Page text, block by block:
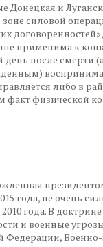
Донецкая и
силовой
применима к
день после смерти
либо в
факт физической
года, не очень
года. В доктрине
и военные
Федерации,